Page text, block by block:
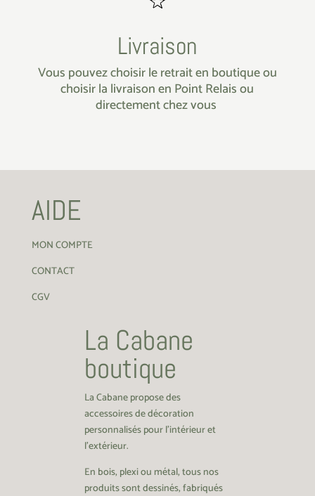
Livraison
Vous pouvez choisir le retrait en boutique ou
choisir la livraison en Point Relais ou
directement chez vous
AIDE
MON COMPTE
CONTACT
CGV
La Cabane
boutique
La Cabane propose des
accessoires de décoration
personnalisés pour l’intérieur et
l’extérieur.
En bois, plexi ou métal, tous nos
produits sont dessinés, fabriqués